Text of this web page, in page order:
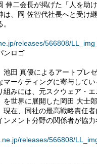
伸二会長が掲げた「人を助
は、岡 佐智代社長へと受け
releases/566808/
ンロゴ
池田 真優によるアートプレ
ーケティングに寄与してい
みには、元スクウェア・
を世界に展開した岡田 大士
現在、同社の最高戦略責任
メント分野の関係者が協力
releases/566808/